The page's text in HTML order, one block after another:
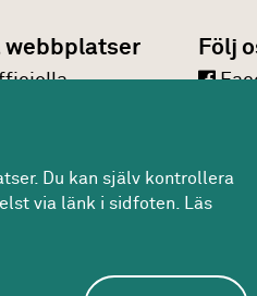
webbplatser Följ
Du kan själv kontrollera
via länk i sidfoten. Läs